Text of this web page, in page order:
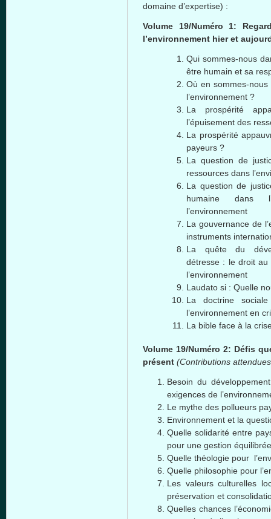
domaine d’expertise) :
Volume 19/Numéro 1:
l’environnement hier et
Qui sommes-nous
être humain et sa
Où en sommes-
l’environnement ?
La prospérité
l’épuisement des
La prospérité
payeurs ?
La question de
ressources dans
La question de
humaine dans
l’environnement
La gouvernance de
instruments
La quête du
détresse : le droit
l’environnement
Laudato si : Quelle
La doctrine
l’environnement en
La bible face à la
Volume 19/Numéro 2: Défis
présent (Contributions
Besoin du
exigences de
Le mythe des pollueurs
Environnement et la
Quelle solidarité entre
pour une gestion
Quelle théologie pour
Quelle philosophie pour
Les valeurs culturelles
préservation et
Quelles chances